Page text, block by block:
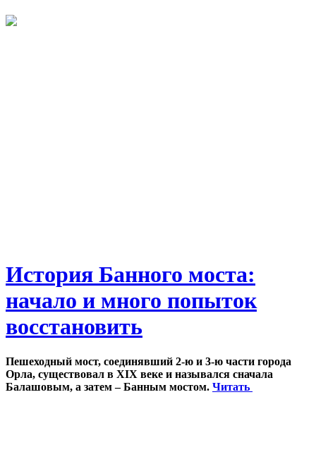
История Банного моста:
начало и много попыток
восстановить
Пешеходный мост, соединявший 2-ю и 3-ю части города
Орла, существовал в XIX веке и назывался сначала
Балашовым, а затем – Банным мостом. Читать